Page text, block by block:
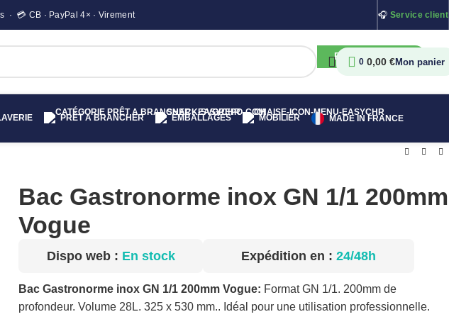
· 💳 CB · PayPal 4× · Virement 🎧 Service client
RECHERCHER
0 0,00 €
PRÊT A BRANCHER EMBALLAGES MOBILIER MADE IN FRANCE
Bac Gastronorme inox GN 1/1 200mm
Vogue
Dispo web : En stock Expédition en :24/48h
Bac Gastronorme inox GN 1/1 200mm Vogue: Format GN 1/1. 200mm de
profondeur. Volume 28L. 325 x 530 mm.. Idéal pour une utilisation professionnelle.